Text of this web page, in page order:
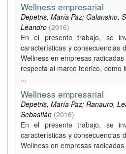
Wellness empresarial
Depetris, María Paz; Galansino,
Leandro (2016)
En el presente trabajo, se
características y consecuencias
Wellness en empresas
respecta al marco teórico, como
...
Wellness empresarial
Depetris, María Paz; Ranauro,
Sebastián (2016)
En el presente trabajo, se
características y consecuencias
Wellness en empresas